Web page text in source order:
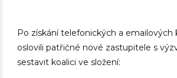
Po získání telefonických a
oslovili patřičné nové zastupitele s
sestavit koalici ve složení: